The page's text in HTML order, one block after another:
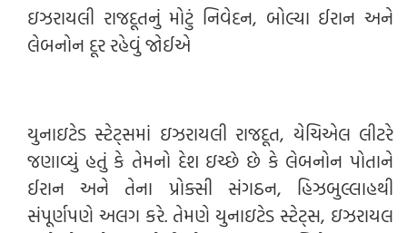
ઇઝરાયલી રાજદૂતનું મોટું નિવેદન, બોલ્યા ઈરાન અને
લેબનોન દૂર રહેવું જોઈએ
યુનાઇટેડ સ્ટેટ્સમાં ઇઝરાયલી રાજદૂત, યેચિએલ લીટરે
જણાવ્યું હતું કે તેમનો દેશ ઇચ્છે છે કે લેબનોન પોતાને
ઈરાન અને તેના પ્રોક્સી સંગઠન, હિઝબુલ્લાહથી
સંપૂર્ણપણે અલગ કરે. તેમણે યુનાઇટેડ સ્ટેટ્સ, ઇઝરાયલ